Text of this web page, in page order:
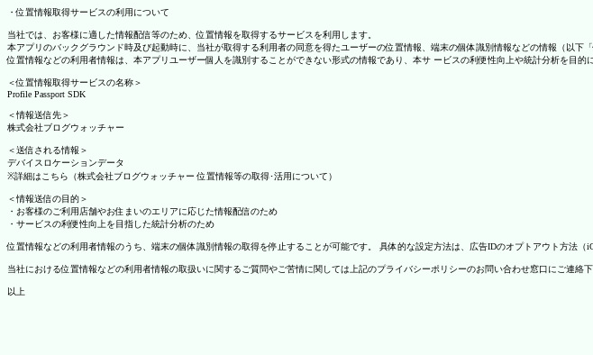
・位置情報取得サービスの利用について
当社では、お客様に適した情報配信等のため、位置情報を取得するサービスを利用します。
本アプリのバックグラウンド時及び起動時に、当社が取得する利用者の同意を得たユーザーの位置情報、端末の個体識別情報などの情報（以
位置情報などの利用者情報は、本アプリユーザー個人を識別することができない形式の情報であり、本サ ービスの利便性向上や統計分析を目
＜位置情報取得サービスの名称＞
Profile Passport SDK
＜情報送信先＞
株式会社ブログウォッチャー
＜送信される情報＞
デバイスロケーションデータ
※詳細はこちら（株式会社ブログウォッチャー 位置情報等の取得･活用について）
＜情報送信の目的＞
・お客様のご利用店舗やお住まいのエリアに応じた情報配信のため
・サービスの利便性向上を目指した統計分析のため
位置情報などの利用者情報のうち、端末の個体識別情報の取得を停止することが可能です。 具体的な設定方法は、広告IDのオプトアウト方法（
当社における位置情報などの利用者情報の取扱いに関するご質問やご苦情に関しては上記のプライバシーポリシーのお問い合わせ窓口にご連絡下
以上